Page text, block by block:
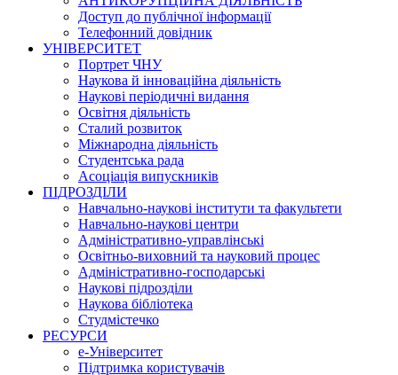
Доступ до публічної інформації
Телефонний довідник
УНІВЕРСИТЕТ
Портрет ЧНУ
Наукова й інноваційна діяльність
Наукові періодичні видання
Освітня діяльність
Сталий розвиток
Міжнародна діяльність
Студентська рада
Асоціація випускників
ПІДРОЗДІЛИ
Навчально-наукові інститути та факультети
Навчально-наукові центри
Адміністративно-управлінські
Освітньо-виховний та науковий процес
Адміністративно-господарські
Наукові підрозділи
Наукова бібліотека
Студмістечко
РЕСУРСИ
е-Університет
Підтримка користувачів